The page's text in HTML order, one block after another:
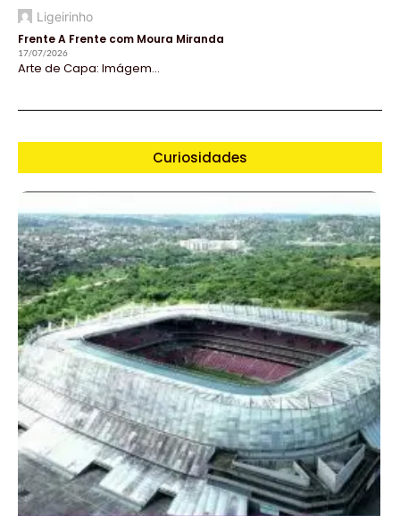
Ligeirinho
Frente A Frente com Moura Miranda
17/07/2026
Arte de Capa: Imágem...
Curiosidades